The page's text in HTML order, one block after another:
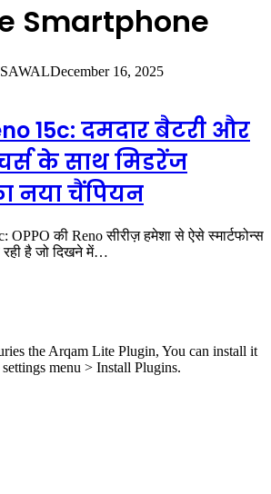
Smartphone
December 16, 2025
15c: दमदार बैटरी और
के साथ मिडरेंज
नया चैंपियन
OPPO की Reno सीरीज़ हमेशा से ऐसे स्मार्टफोन्स
रही है जो दिखने में…
the Arqam Lite Plugin, You can install it
menu > Install Plugins.